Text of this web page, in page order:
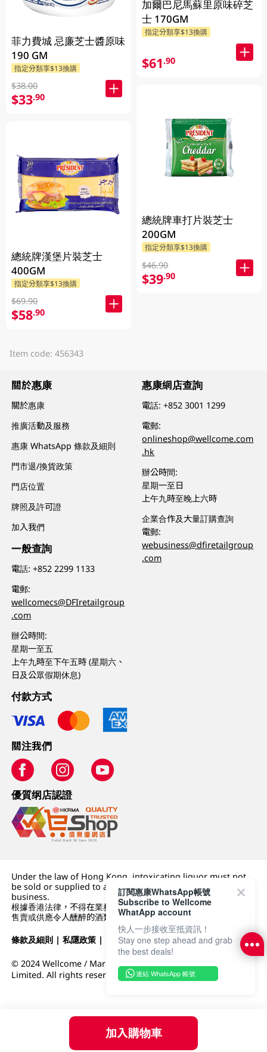
加入購物車
菲力費城 忌廉芝士醬原味
190 GM
指定分類享$13換購
$38.00
$33.90
總統牌漢堡片裝芝士
400GM
指定分類享$13換購
$69.90
$58.90
加爾巴尼馬蘇里原味碎芝
士 170GM
指定分類享$13換購
$61.90
總統牌車打片裝芝士
200GM
指定分類享$13換購
$46.90
$39.90
Item code: 456343
關於惠康
關於惠康
推廣活動及服務
惠康 WhatsApp 條款及細則
門市退/換貨政策
門店位置
牌照及許可證
加入我們
一般查詢
電話:+852 2299 1133
電郵:
wellcomecs@DFIretailgroup
.com
辦公時間:
星期一至五
上午九時至下午五時 (星期六、
日及公眾假期休息)
惠康網店查詢
電話:+852 3001 1299
電郵:
onlineshop@wellcome.com
.hk
辦公時間:
星期一至日
上午九時至晚上六時
企業合作及大量訂購查詢
電郵:
webusiness@dfiretailgroup
.com
付款方式
關注我們
優質纲店認證
Under the law of Hong Kong, intoxicating liquor must not
be sold or supplied to a minor (under 18) in the course of
business.
根據香港法律，不得在業務過程中，向未成年人 (18 歲以下人士)
售賣或供應令人醺醉的酒類。
條款及細則 |私隱政策 | DFI零售集團
© 2024 Wellcome / Market Place. The Dairy Farm Company
Limited. All rights reserved.
訂閱惠康WhatsApp帳號
Subscribe to Wellcome
WhatApp account
快人一步接收至抵資訊！
Stay one step ahead and grab
the best deals!
連結 WhatsApp 帳號